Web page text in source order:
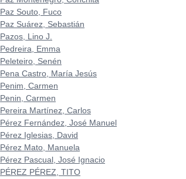
Paz Souto, Fuco
Paz Suárez, Sebastián
Pazos, Lino J.
Pedreira, Emma
Peleteiro, Senén
Pena Castro, María Jesús
Penim, Carmen
Penin, Carmen
Pereira Martínez, Carlos
Pérez Fernández, José Manuel
Pérez Iglesias, David
Pérez Mato, Manuela
Pérez Pascual, José Ignacio
PÉREZ PÉREZ, TITO